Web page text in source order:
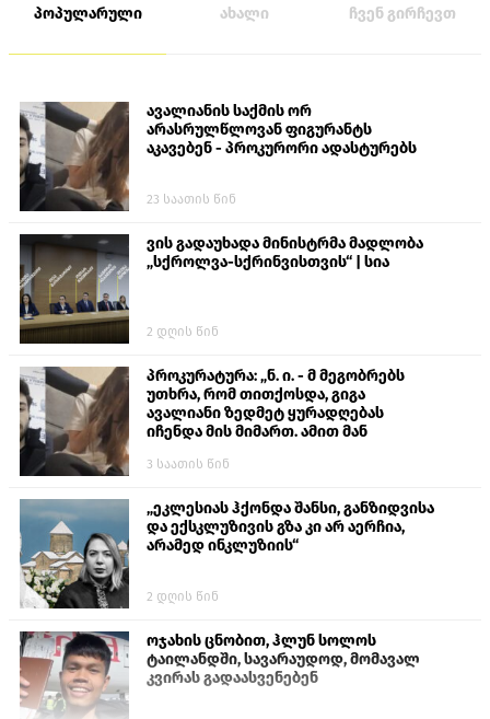
პოპულარული ახალი ჩვენ გირჩევთ
ავალიანის საქმის ორ
არასრულწლოვან ფიგურანტს
აკავებენ - პროკურორი ადასტურებს
23 საათის წინ
ვის გადაუხადა მინისტრმა მადლობა
„სქროლვა-სქრინვისთვის“ | სია
2 დღის წინ
პროკურატურა: „ნ. ი. - მ მეგობრებს
უთხრა, რომ თითქოსდა, გიგა
ავალიანი ზედმეტ ყურადღებას
იჩენდა მის მიმართ. ამით მან
თავს დასხმოდა გიგა ავალიანს“
3 საათის წინ
„ეკლესიას ჰქონდა შანსი, განზიდვისა
და ექსკლუზივის გზა კი არ აერჩია,
არამედ ინკლუზიის“
2 დღის წინ
ოჯახის ცნობით, ჰლუნ სოლოს
ტაილანდში, სავარაუდოდ, მომავალ
კვირას გადაასვენებენ